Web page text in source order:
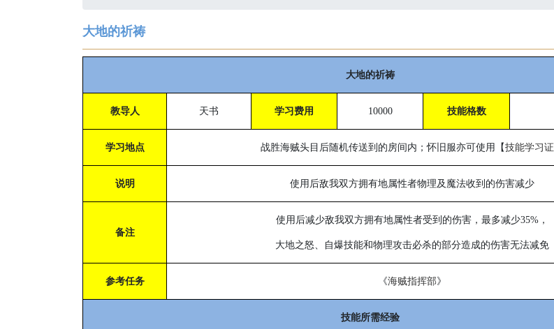
大地的祈祷
大地的祈祷
教导人 天书 学习费用 10000 技能格数
学习地点 战胜海贼头目后随机传送到的房间内；怀旧服亦可使用【技能学习证
说明 使用后敌我双方拥有地属性者物理及魔法收到的伤害减少
备注
使用后减少敌我双方拥有地属性者受到的伤害，最多减少35%，
大地之怒、自爆技能和物理攻击必杀的部分造成的伤害无法减免
参考任务 《海贼指挥部》
技能所需经验